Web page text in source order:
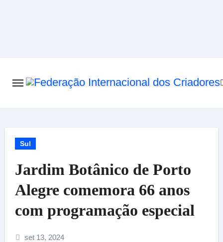
Sul
Jardim Botânico de Porto
Alegre comemora 66 anos
com programação especial
set 13, 2024